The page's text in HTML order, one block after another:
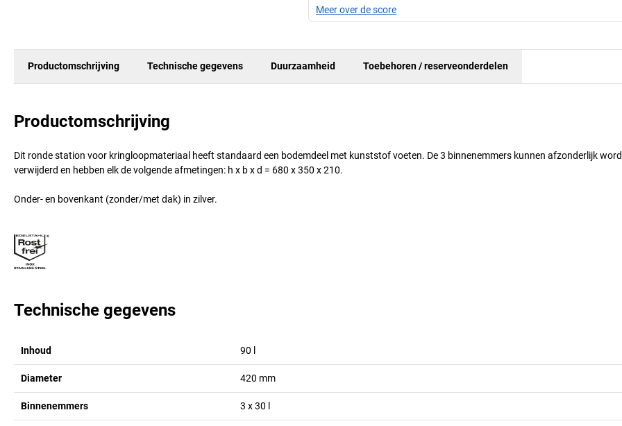
Meer over de score
Productomschrijving Technische gegevens Duurzaamheid Toebehoren / reserveonderdelen
Productomschrijving
Dit ronde station voor kringloopmateriaal heeft standaard een bodemdeel met kunststof voeten. De 3 binnenemmers kunnen afzonderlijk
verwijderd en hebben elk de volgende afmetingen: h x b x d = 680 x 350 x 210.
Onder- en bovenkant (zonder/met dak) in zilver.
Technische gegevens
Inhoud 90
Diameter 420 mm
Binnenemmers 3 x 30